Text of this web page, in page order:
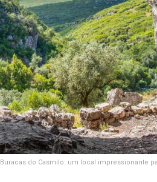
Buracas do Casmilo: um local impressionante